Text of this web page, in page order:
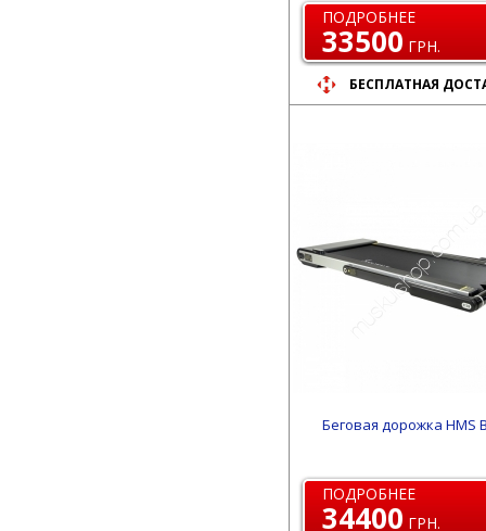
ПОДРОБНЕЕ
33500 ГРН.
БЕСПЛАТНАЯ
Беговая дорожка HMS
ПОДРОБНЕЕ
34400 ГРН.